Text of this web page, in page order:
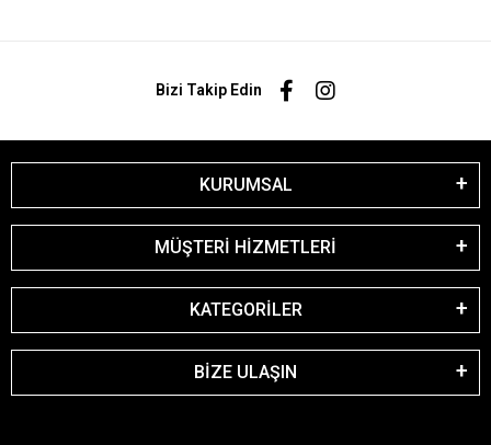
Bizi Takip Edin
KURUMSAL
MÜŞTERİ HİZMETLERİ
KATEGORİLER
BİZE ULAŞIN